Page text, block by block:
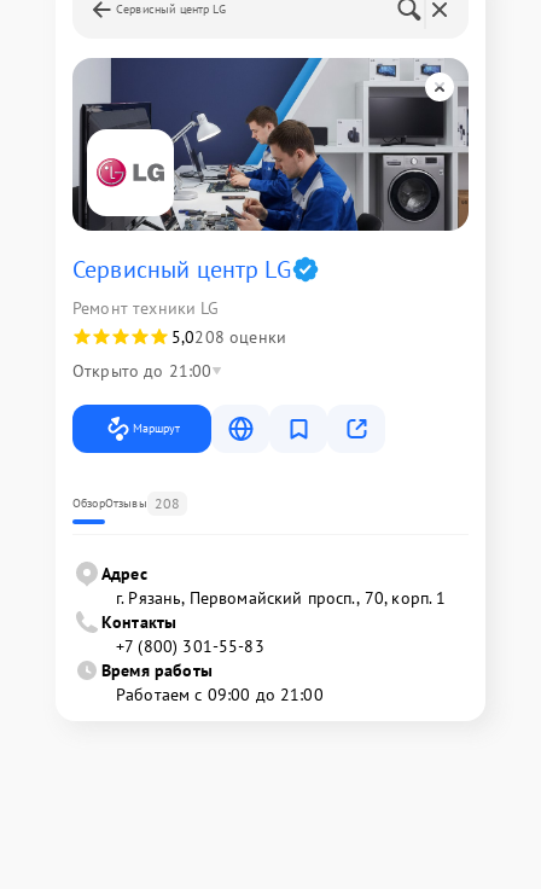
Сервисный центр LG
Сервисный центр LG
Ремонт техники LG
5,0208 оценки
Открыто до 21:00
Маршрут
ОбзорОтзывы 208
Адрес
г. Рязань, Первомайский просп., 70, корп. 1
Контакты
+7 (800) 301-55-83
Время работы
Работаем с 09:00 до 21:00